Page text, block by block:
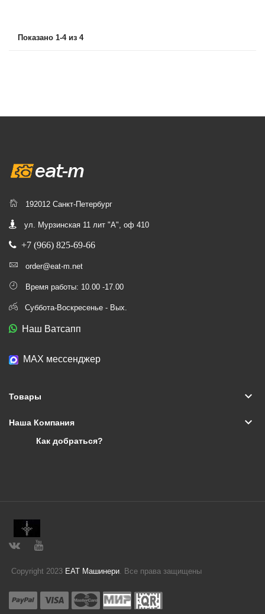
Показано 1-4 из 4
192012 Санкт-Петербург
ул. Мурзинская 11 лит "А", оф 410
+7 (966) 825-69-66
order@eat-m.net
Время работы: 10.00 -17.00
Суббота-Воскресенье - Вых.
Наш Ватсапп
МАХ мессенджер
Товары keyboard_arrow_down
Наша Компания keyboard_arrow_down
Как добраться?
Copyright 2023 ЕАТ Машинери. Все права защищены